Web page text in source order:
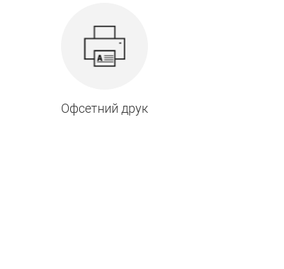
Офсетний друк